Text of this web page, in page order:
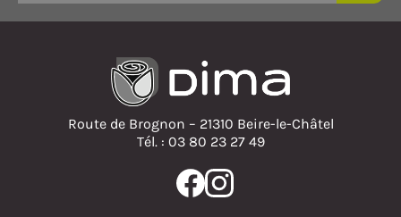
Route de Brognon – 21310 Beire-le-Châtel
Tél. : 03 80 23 27 49